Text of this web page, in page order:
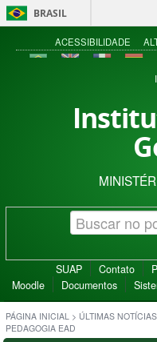
BRASIL
ACESSIBILIDADE
SUAP Contato
Moodle
Documentos
PÁGINA INICIAL > ÚLTIMAS NOTÍCIAS
PEDAGOGIA EAD